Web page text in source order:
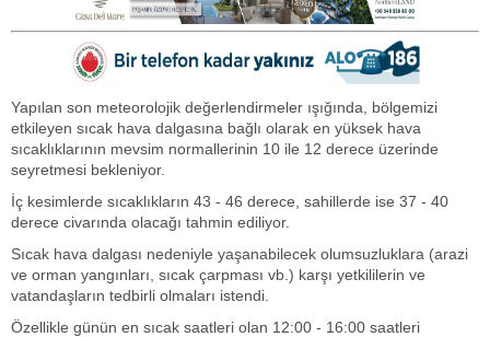
Yapılan son meteorolojik değerlendirmeler ışığında, bölgemizi
etkileyen sıcak hava dalgasına bağlı olarak en yüksek hava
sıcaklıklarının mevsim normallerinin 10 ile 12 derece üzerinde
seyretmesi bekleniyor.
İç kesimlerde sıcaklıkların 43 - 46 derece, sahillerde ise 37 - 40
derece civarında olacağı tahmin ediliyor.
Sıcak hava dalgası nedeniyle yaşanabilecek olumsuzluklara (arazi
ve orman yangınları, sıcak çarpması vb.) karşı yetkililerin ve
vatandaşların tedbirli olmaları istendi.
Özellikle günün en sıcak saatleri olan 12:00 - 16:00 saatleri